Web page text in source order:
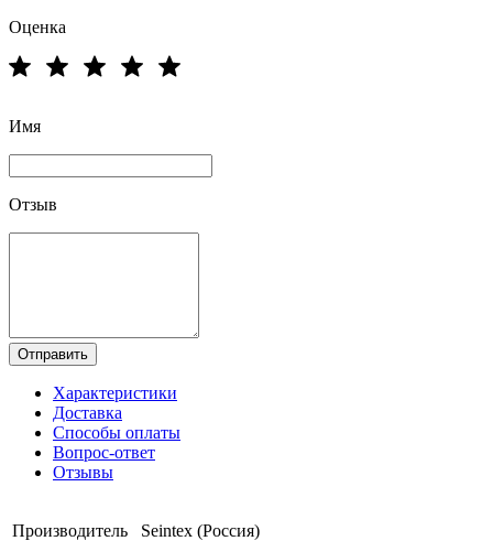
Оценка
Имя
Отзыв
Отправить
Характеристики
Доставка
Способы оплаты
Вопрос-ответ
Отзывы
Производитель Seintex (Россия)